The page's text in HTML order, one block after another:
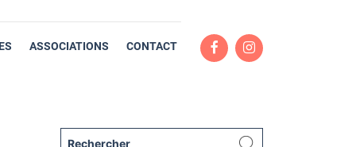
ASSOCIATIONS CONTACT